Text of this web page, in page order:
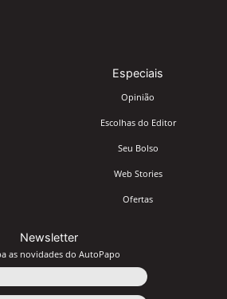
Especiais
Opinião
Escolhas do Editor
Seu Bolso
Web Stories
Ofertas
Newsletter
as novidades do AutoPapo